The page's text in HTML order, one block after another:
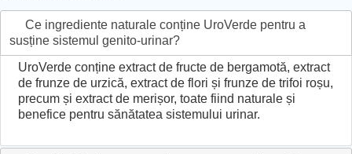
Ce ingrediente naturale conține UroVerde pentru a
susține sistemul genito-urinar?
UroVerde conține extract de fructe de bergamotă, extract
de frunze de urzică, extract de flori și frunze de trifoi roșu,
precum și extract de merișor, toate fiind naturale și
benefice pentru sănătatea sistemului urinar.